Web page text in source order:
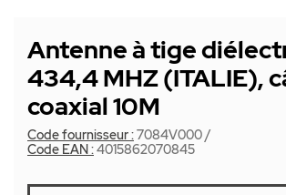
Antenne à tige
434,4 MHZ (ITALIE),
coaxial 10M
Code fournisseur :7084V000/
Code EAN :4015862070845